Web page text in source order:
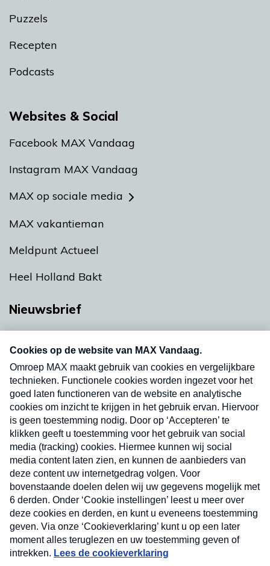
Puzzels
Recepten
Podcasts
Websites & Social
Facebook MAX Vandaag
Instagram MAX Vandaag
MAX op sociale media
MAX vakantieman
Meldpunt Actueel
Heel Holland Bakt
Nieuwsbrief
nieuwsbrief. Elke vrijdag- en dinsdagochtend in
uw mailbox.
Verzend
Nieuwsbrief
Neem hier een gratis abonnement op onze
nieuwsbrief. Elke vrijdag- en dinsdagochtend in uw